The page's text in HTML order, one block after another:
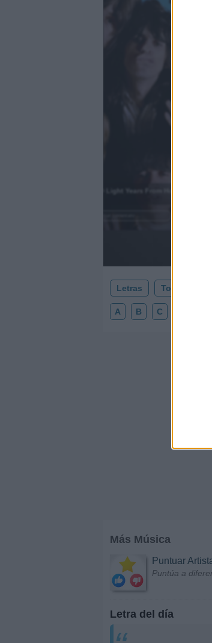
Letras Top Artistas
A B C
Más Música
Puntuar
Puntúa a
Letra del día